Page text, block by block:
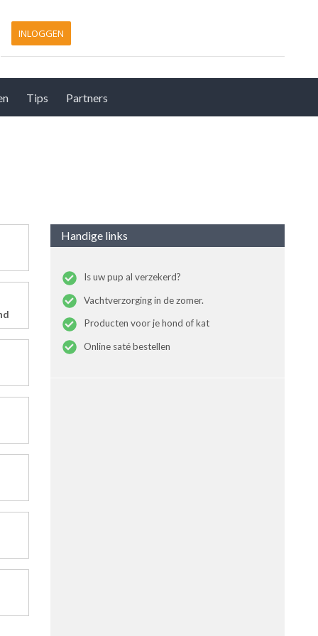
INLOGGEN
Tips Partners
Handige links
Is uw pup al verzekerd?
Vachtverzorging in de zomer.
Producten voor je hond of kat
Online saté bestellen